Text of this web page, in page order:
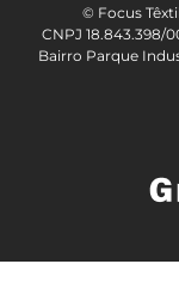
© Focus
CNPJ 18.843.398/
Bairro Parque